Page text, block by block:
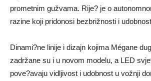
prometnim gužvama. Rije? je o
razine koji pridonosi bezbrižnosti i
Dinami?ne linije i dizajn kojima Mégane
zadržane su i u novom modelu, a LED
pove?avaju vidljivost i udobnost u vožnji